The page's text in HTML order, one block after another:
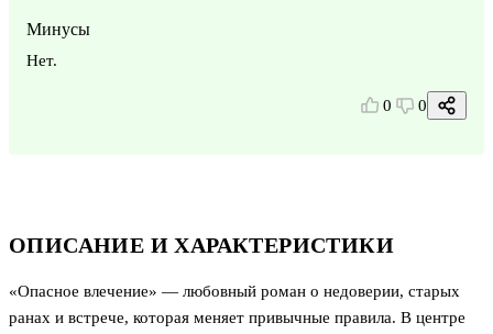
ОПИСАНИЕ И ХАРАКТЕРИСТИКИ
«Опасное влечение» — любовный роман о недоверии, старых
ранах и встрече, которая меняет привычные правила. В центре
Минусы
Нет.
0 0